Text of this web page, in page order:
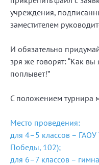
учреждения,
заместителем
И обязательно
зря же говорят: “Как вы
поплывет!”
С положением турнира
Место проведения:
для 4–5 классов –
Победы, 102);
для 6–7 классов –